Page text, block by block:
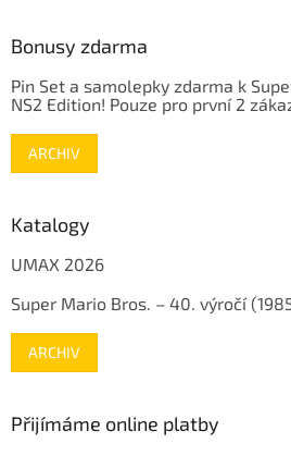
Bonusy zdarma
Pin Set a samolepky zdarma k
NS2 Edition! Pouze pro první 2
ARCHIV
Katalogy
UMAX 2026
Super Mario Bros. – 40. výročí
ARCHIV
Přijímáme online platby